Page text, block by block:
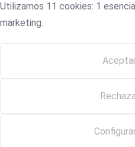
Utilizamos 11 cookies: 1
marketing.